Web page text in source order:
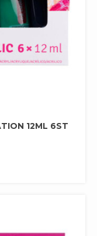
12ML 6ST